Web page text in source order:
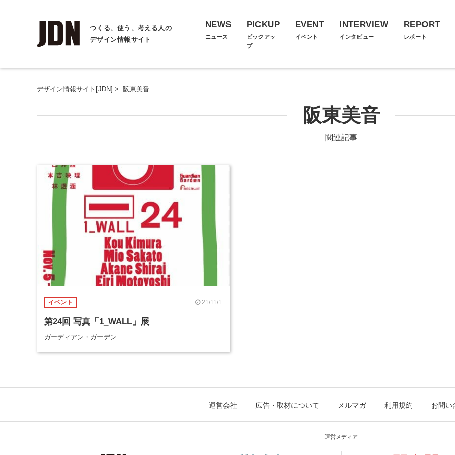
つくる、使う、考える人の
デザイン情報サイト
NEWS
ニュース
PICKUP
ピックアッ
プ
EVENT
イベント
INTERVIEW
インタビュー
REPORT
レポート
デザイン情報サイト[JDN] > 阪東美音
阪東美音
関連記事
イベント 21/11/1
第24回 写真「1_WALL」展
ガーディアン・ガーデン
運営会社 広告・取材について メルマガ 利用規約 お問い
運営メディア